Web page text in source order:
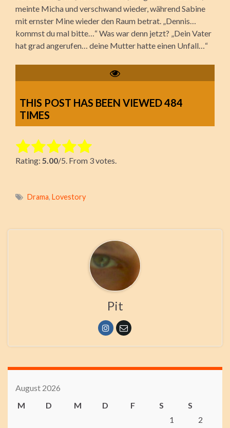
meinte Micha und verschwand wieder, während Sabine
mit ernster Mine wieder den Raum betrat. „Dennis…
kommst du mal bitte…“ Was war denn jetzt? „Dein Vater
hat grad angerufen… deine Mutter hatte einen Unfall…“
THIS POST HAS BEEN VIEWED484
TIMES
Rate this item:
Submit Rating
Rating: 5.00/5. From 3 votes.
Drama, Lovestory
Pit
August 2026
M
D M D F S
S
1
2